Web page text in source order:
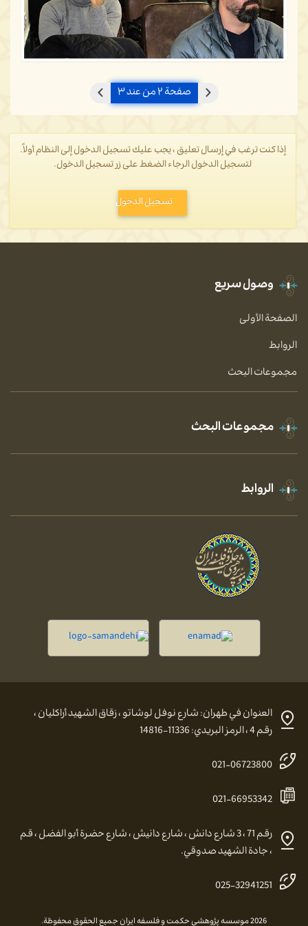
صفحة ۲ من عند ۳
إذا كنت ترغب في إرسال تعليق ، يجب عليك تسجيل الدخول إلى النظام أولاً.
لتسجيل الدخول الرجاء الضغط على زر تسجيل الدخول.
تسجيل الدخول
وصول سريع
الصفحة الأولى
الروابط
مجموعات البحث
مجموعات البحث
الروابط
العنوان في طهران: شارع نوفل لوشاتو ، زقاق الشهيد أراكليان ،
رقم 4 ، الرمز البريدي: 11336-14816
021-06723800
021-66953342
رقم 71 ، 3 شارع دانش ، شارع دانيش ، شارع حضرة أبو الفضل ، قم
، جادة الشهيد صدوقي.
025-32941251
2026 موسسه پژوهشي حكمت و فلسفه ايران جميع الحقوق محفوظة.